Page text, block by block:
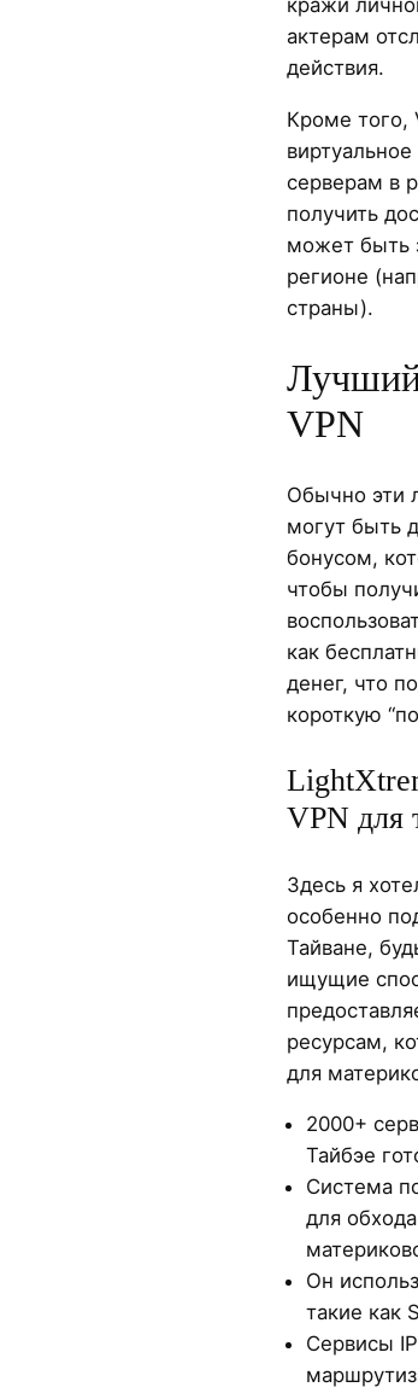
актерам
действия.
Кроме того,
серверам в
получить
может быть
регионе
страны).
Лучший
VPN
Обычно эти
могут быть
бонусом,
чтобы
как
денег, что
короткую
VPN для
Здесь я
особенно
Тайване,
ищущие
ресурсам,
для
2000+
Тайбэе
Система
для
Он
такие как
Сервисы